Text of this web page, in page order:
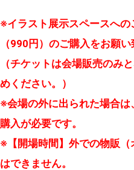
※イラスト展示スペースへの
（990円）のご購入をお願い
（チケットは会場販売のみ
めください。）
※会場の外に出られた場合
購入が必要です。
※【開場時間】外での物販
はできません。